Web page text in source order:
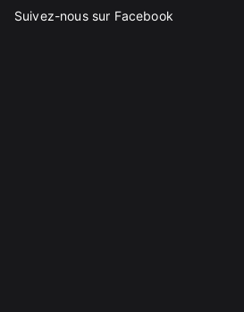
Suivez-nous sur Facebook